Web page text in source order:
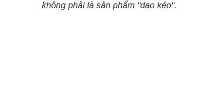
không phải là sản phẩm "dao kéo".